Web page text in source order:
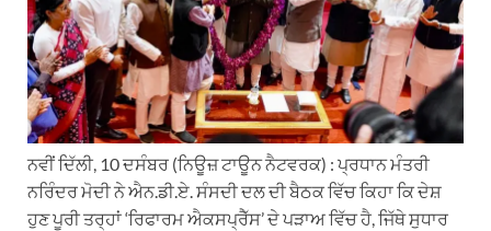
p
m
k
n
ਨਵੀਂ ਦਿੱਲੀ, 10 ਦਸੰਬਰ (ਨਿਊਜ਼ ਟਾਊਨ ਨੈਟਵਰਕ) : ਪ੍ਰਧਾਨ ਮੰਤਰੀ
ਨਰਿੰਦਰ ਮੋਦੀ ਨੇ ਐਨ.ਡੀ.ਏ. ਸੰਸਦੀ ਦਲ ਦੀ ਬੈਠਕ ਵਿੱਚ ਕਿਹਾ ਕਿ ਦੇਸ਼
ਹੁਣ ਪੂਰੀ ਤਰ੍ਹਾਂ ‘ਰਿਫਾਰਮ ਐਕਸਪ੍ਰੈੱਸ’ ਦੇ ਪੜਾਅ ਵਿੱਚ ਹੈ, ਜਿੱਥੇ ਸੁਧਾਰ